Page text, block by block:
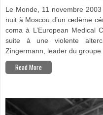
Le Monde, 11 novembre
nuit à Moscou d’un œdème
coma à L’European Medical
suite à une violente
Zingermann, leader du groupe
Read More